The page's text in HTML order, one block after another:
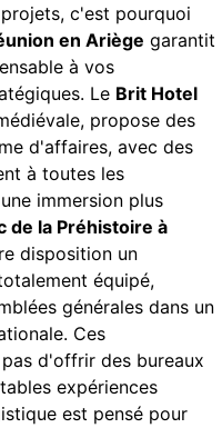
c'est pourquoi
en Ariège garantit
à vos
Le Brit Hotel
propose des
d'affaires, avec des
à toutes les
immersion plus
de la Préhistoire à
disposition un
équipé,
générales dans un
Ces
d'offrir des bureaux
expériences
est pensé pour